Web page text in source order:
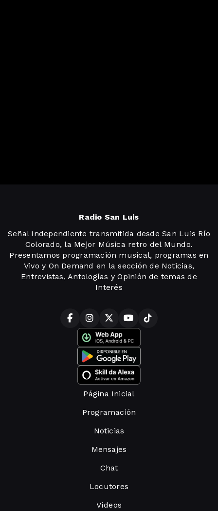
Radio San Luis
Señal Independiente transmitida desde San Luis Río
Colorado, la Mejor Música retro del Mundo.
Presentamos programación musical, programas en
Vivo y On Demand en la sección de Noticias,
Entrevistas, Antologías y Opinión de temas de
Interés
Página Inicial
Programación
Noticias
Mensajes
Chat
Locutores
Vídeos